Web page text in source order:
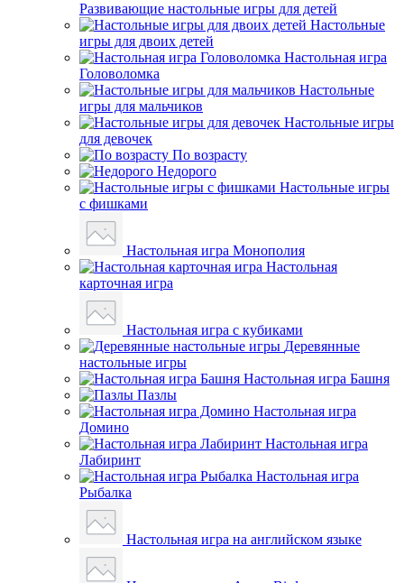
Развивающие настольные игры для детей
Настольные
игры для двоих детей
Настольная игра
Головоломка
Настольные
игры для мальчиков
Настольные игры
для девочек
По возрасту
Недорого
Настольные игры
с фишками
Настольная игра Монополия
Настольная
карточная игра
Настольная игра с кубиками
Деревянные
настольные игры
Настольная игра Башня
Пазлы
Настольная игра
Домино
Настольная игра
Лабиринт
Настольная игра
Рыбалка
Настольная игра на английском языке